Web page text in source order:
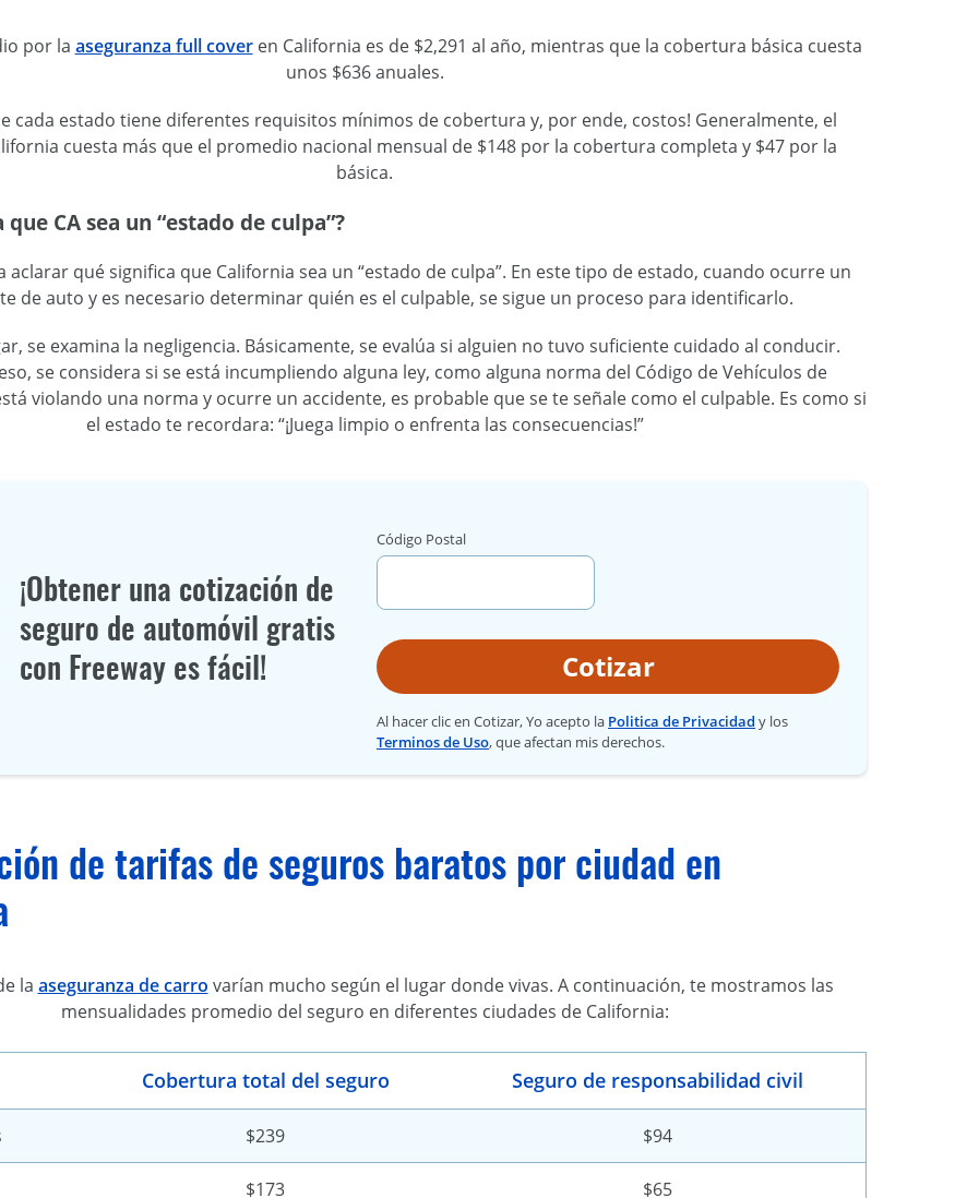
por la aseguranza full coveren California es de $2,291 al año, mientras que la cobertura básica cuesta
unos $636 anuales.
cada estado tiene diferentes requisitos mínimos de cobertura y, por ende, costos! Generalmente, el
cuesta más que el promedio nacional mensual de $148 por la cobertura completa y $47 por la
básica.
CA sea un “estado de culpa”?
aclarar qué significa que California sea un “estado de culpa”. En este tipo de estado, cuando ocurre un
de auto y es necesario determinar quién es el culpable, se sigue un proceso para identificarlo.
se examina la negligencia. Básicamente, se evalúa si alguien no tuvo suficiente cuidado al conducir.
se considera si se está incumpliendo alguna ley, como alguna norma del Código de Vehículos de
violando una norma y ocurre un accidente, es probable que se te señale como el culpable. Es como si
el estado te recordara: “¡Juega limpio o enfrenta las consecuencias!”
¡Obtener una cotización de
seguro de automóvil gratis
con Freeway es fácil!
Código Postal
Cotizar
Al hacer clic en Cotizar, Yo acepto la Politica de Privacidad y los
Terminos de Uso, que afectan mis derechos.
de tarifas de seguros baratos por ciudad en
la aseguranza de carro varían mucho según el lugar donde vivas. A continuación, te mostramos las
mensualidades promedio del seguro en diferentes ciudades de California:
Cobertura total del seguro Seguro de responsabilidad civil
$239 $94
$173 $65